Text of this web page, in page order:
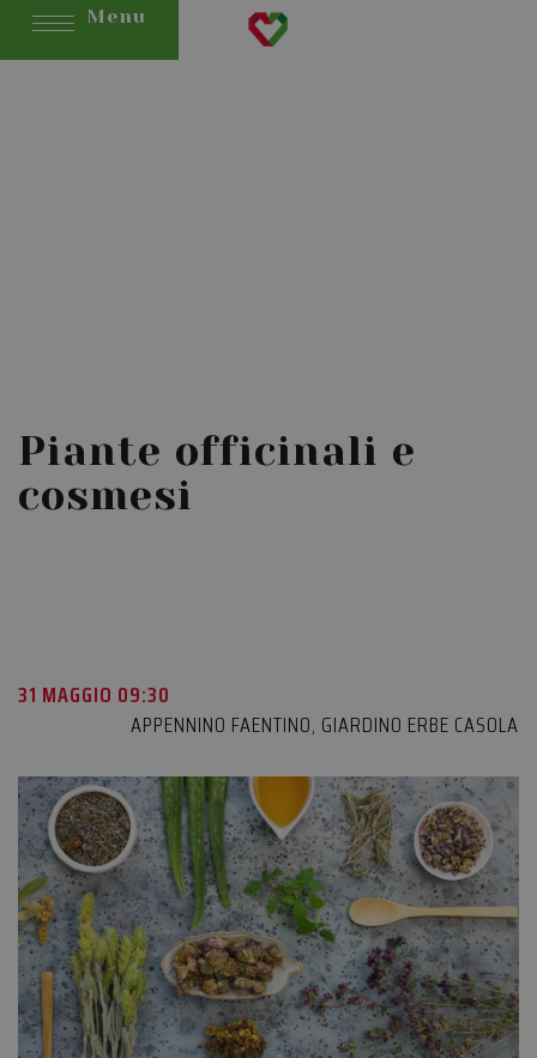
Menu
Piante officinali e
cosmesi
31 MAGGIO 09:30
APPENNINO FAENTINO, GIARDINO ERBE CASOLA